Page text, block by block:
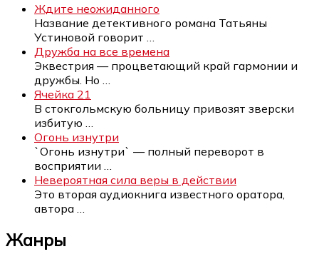
Ждите неожиданного
Название детективного романа Татьяны
Устиновой говорит
Дружба на все времена
Эквестрия — процветающий край гармонии и
дружбы. Но
Ячейка 21
В стокгольмскую больницу привозят зверски
избитую
Огонь изнутри
`Огонь изнутри` — полный переворот в
восприятии
Невероятная сила веры в действии
Это вторая аудиокнига известного оратора,
автора
Жанры